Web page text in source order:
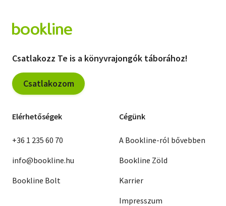
Csatlakozz Te is a könyvrajongók táborához!
Csatlakozom
Elérhetőségek
+36 1 235 60 70
info@bookline.hu
Bookline Bolt
Cégünk
A Bookline-ról bővebben
Bookline Zöld
Karrier
Impresszum